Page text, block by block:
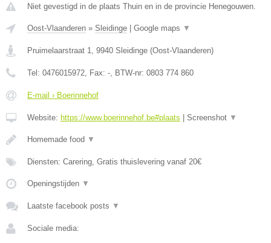
Niet gevestigd in de plaats Thuin en in de provincie Henegouwen.
Oost-Vlaanderen » Sleidinge Google maps ▼
Pruimelaarstraat 1, 9940 Sleidinge (Oost-Vlaanderen)
Tel: 0476015972, Fax: -, BTW-nr: 0803 774 860
E-mail › Boerinnehof
Website: https://www.boerinnehof.be#plaats Screenshot ▼
Homemade food ▼
Diensten: Carering, Gratis thuislevering vanaf 20€
Openingstijden ▼
Laatste facebook posts ▼
Sociale media: